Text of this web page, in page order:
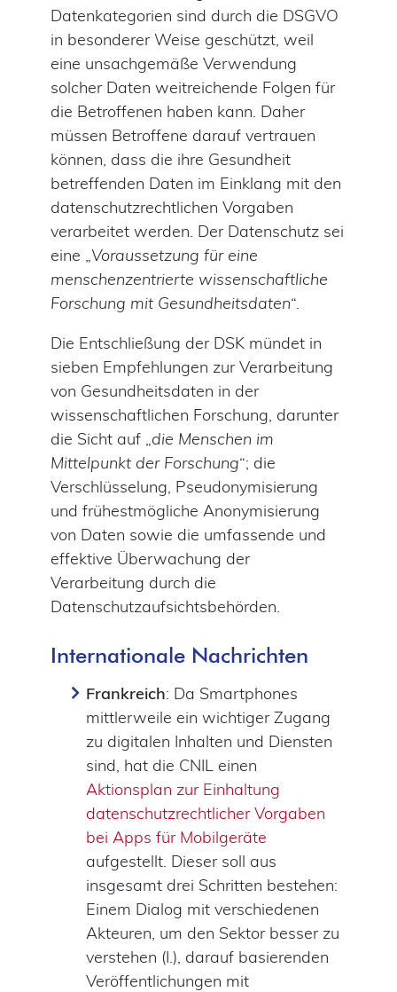
Datenkategorien sind durch die DSGVO
in besonderer Weise geschützt, weil
eine unsachgemäße Verwendung
solcher Daten weitreichende Folgen für
die Betroffenen haben kann. Daher
müssen Betroffene darauf vertrauen
können, dass die ihre Gesundheit
betreffenden Daten im Einklang mit den
datenschutzrechtlichen Vorgaben
verarbeitet werden. Der Datenschutz sei
eine „ Voraussetzung für eine
menschenzentrierte wissenschaftliche
Forschung mit Gesundheitsdaten“.
Die Entschließung der DSK mündet in
sieben Empfehlungen zur Verarbeitung
von Gesundheitsdaten in der
wissenschaftlichen Forschung, darunter
die Sicht auf „ die Menschen im
Mittelpunkt der Forschung“; die
Verschlüsselung, Pseudonymisierung
und frühestmögliche Anonymisierung
von Daten sowie die umfassende und
effektive Überwachung der
Verarbeitung durch die
Datenschutzaufsichtsbehörden.
Internationale Nachrichten
Frankreich: Da Smartphones
mittlerweile ein wichtiger Zugang
zu digitalen Inhalten und Diensten
sind, hat die CNIL einen
Aktionsplan zur Einhaltung
datenschutzrechtlicher Vorgaben
bei Apps für Mobilgeräte
aufgestellt. Dieser soll aus
insgesamt drei Schritten bestehen:
Einem Dialog mit verschiedenen
Akteuren, um den Sektor besser zu
verstehen (I.), darauf basierenden
Veröffentlichungen mit